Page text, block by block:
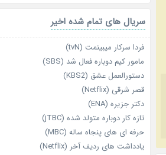
سریال های تمام شده اخیر
فردا سرکار میبینمت (tvN)
مامور کیم دوباره فعال شد (SBS)
دستورالعمل عشق (KBS2)
قصر شرقی (Netflix)
دکتر جزیره (ENA)
تازه‌ کار دوباره‌ متولد شده (jTBC)
حرفه‌ ای‌ های پنجاه‌ ساله (MBC)
یادداشت‌ های ردیف آخر (Netflix)